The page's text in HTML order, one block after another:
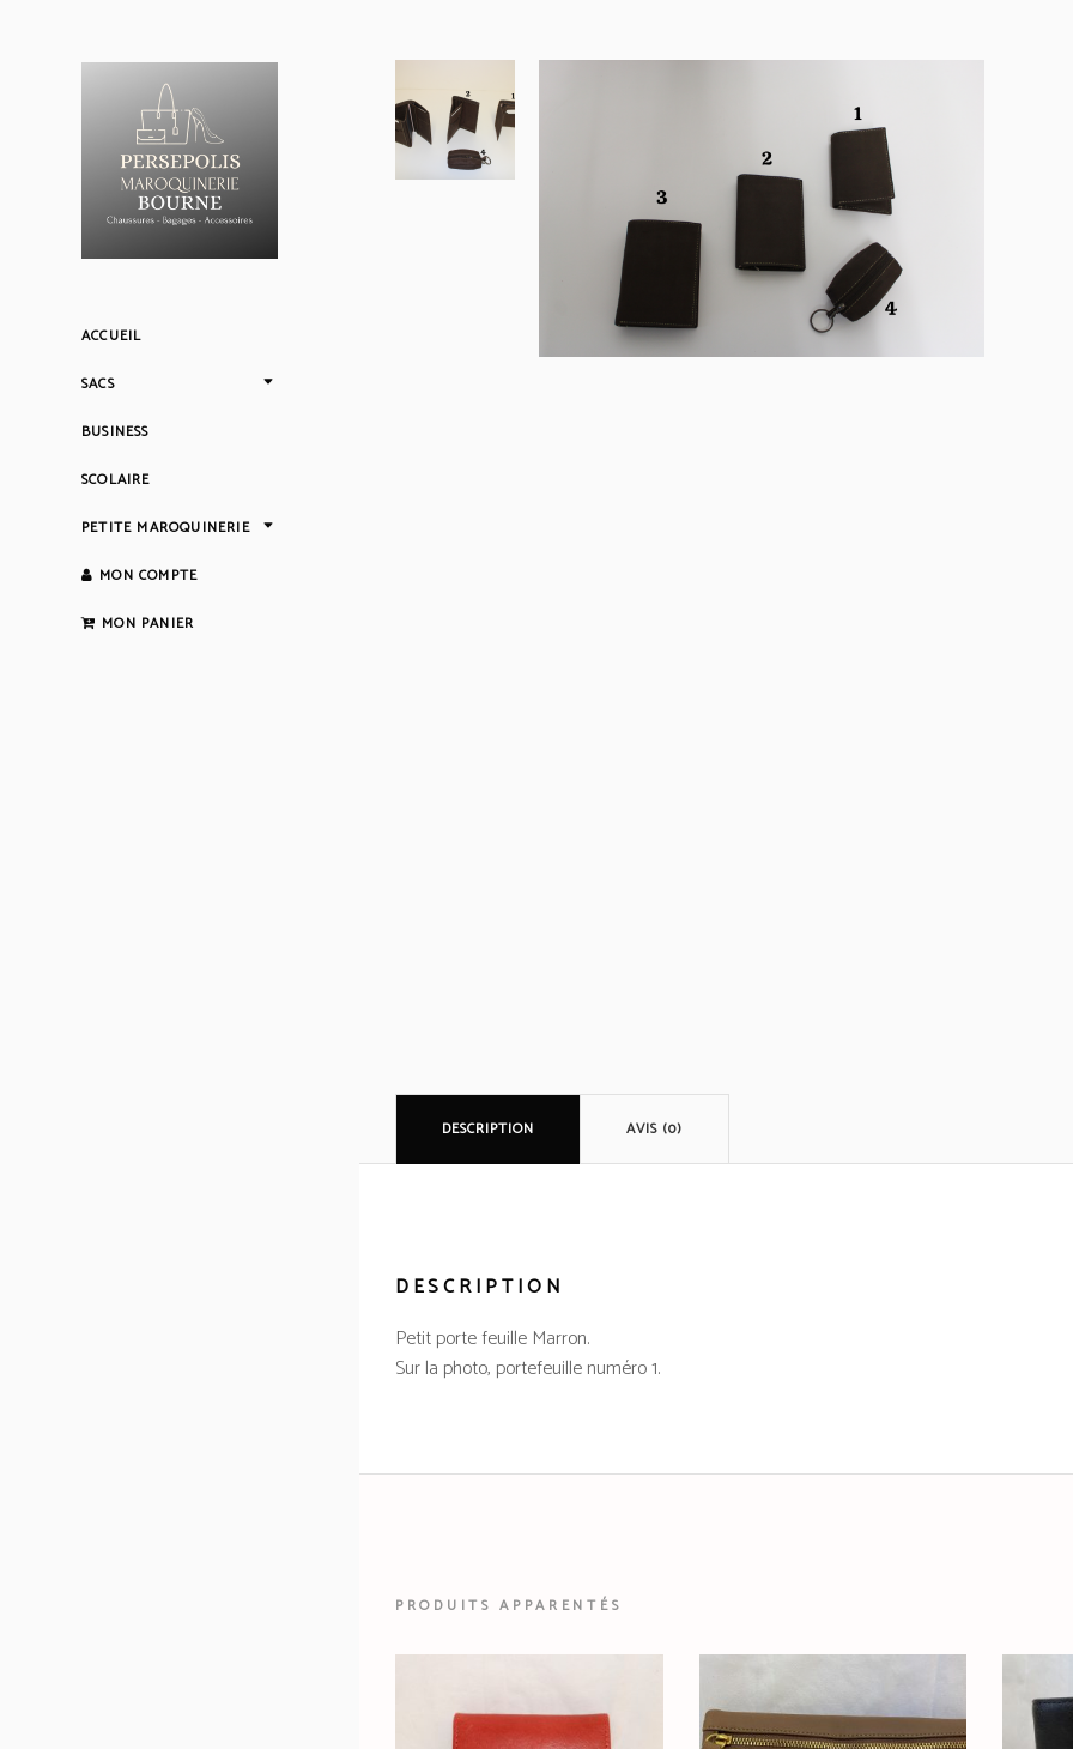
ACCUEIL
SACS
BUSINESS
SCOLAIRE
PETITE MAROQUINERIE
MON COMPTE
MON PANIER
DESCRIPTION AVIS (0)
DESCRIPTION
Petit porte feuille Marron.
Sur la photo, portefeuille numéro 1.
PRODUITS APPARENTÉS